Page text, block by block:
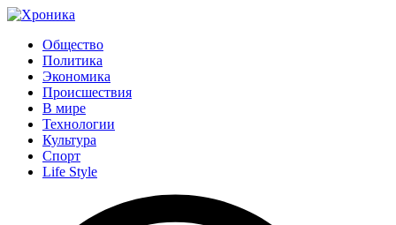
Общество
Политика
Экономика
Происшествия
В мире
Технологии
Культура
Спорт
Life Style